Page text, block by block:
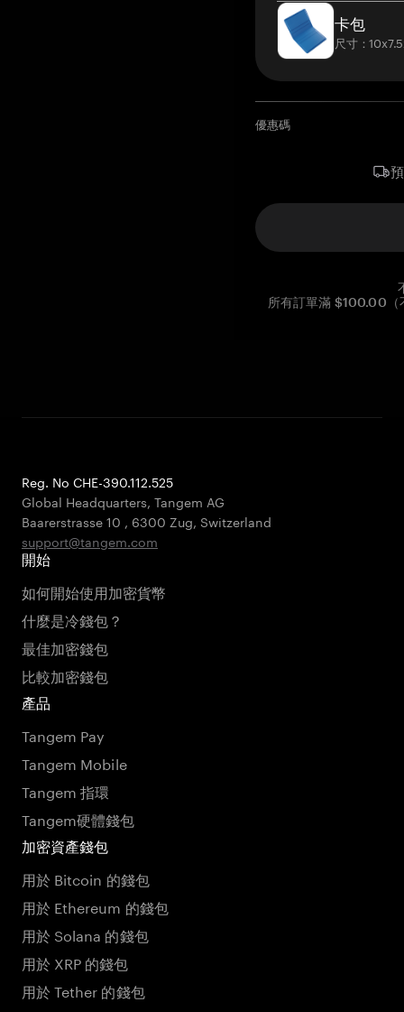
卡包
尺寸：
優惠碼
所有訂單滿 $100.00（
Reg. No CHE-390.112.525
Global Headquarters, Tangem AG
Baarerstrasse 10 , 6300 Zug, Switzerland
support@tangem.com
開始
如何開始使用加密貨幣
什麼是冷錢包？
最佳加密錢包
比較加密錢包
產品
Tangem Pay
Tangem Mobile
Tangem 指環
Tangem硬體錢包
加密資產錢包
用於 Bitcoin 的錢包
用於 Ethereum 的錢包
用於 Solana 的錢包
用於 XRP 的錢包
用於 Tether 的錢包